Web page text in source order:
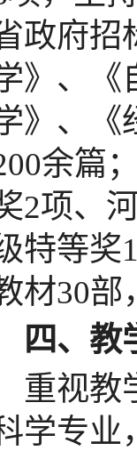
政府招
》、《
》、《
余篇
2项、
特等奖
材30部
四、教
重视教
学专业